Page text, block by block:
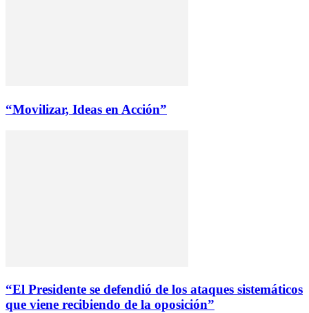
“Movilizar, Ideas en Acción”
“El Presidente se defendió de los ataques sistemáticos
que viene recibiendo de la oposición”